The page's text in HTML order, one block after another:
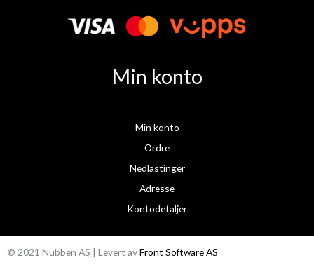
b
o
g
m
Min konto
Min konto
Ordre
Nedlastinger
Adresse
Kontodetaljer
© 2021 Nubben AS | Levert avFront Software AS